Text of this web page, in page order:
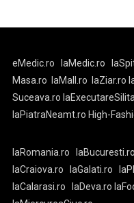
eMedic.ro laMedic.ro
Masa.ro
laMall.ro laZiar.ro
Suceava.ro
laPiatraNeamt.ro High-
laRomania.ro laBucuresti.ro
laCraiova.ro
laGalati.ro
laCalarasi.ro
laDeva.ro